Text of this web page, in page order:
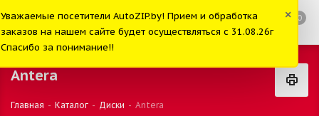
0
Antera
Главная - Каталог - Диски - Antera
Уважаемые посетители AutoZIP.by! Прием и обработка
заказов на нашем сайте будет осуществляться с 31.08.26г
Спасибо за понимание!!
×